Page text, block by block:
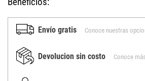
Envío gratis Conoce nuestras
Devolucion sin costo Conoce